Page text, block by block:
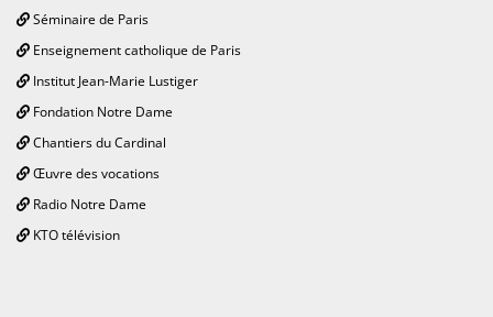
Séminaire de Paris
Enseignement catholique de Paris
Institut Jean-Marie Lustiger
Fondation Notre Dame
Chantiers du Cardinal
Œuvre des vocations
Radio Notre Dame
KTO télévision